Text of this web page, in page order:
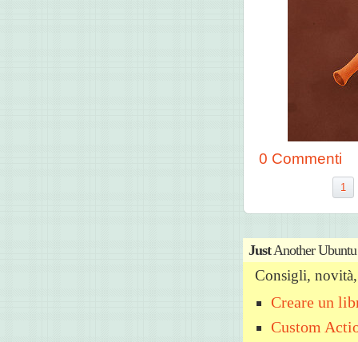
0 Commenti
1
JustAnother
Consigli,
Creare un
Custom